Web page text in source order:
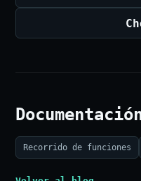
Recorrido de funciones